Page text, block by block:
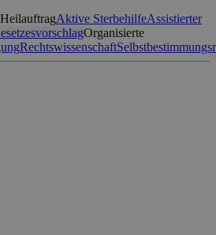
Aktive SterbehilfeAssistierter
Organisierte
Rechtswissenschaft